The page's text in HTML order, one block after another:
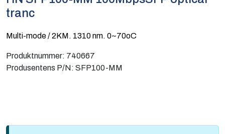
tranc
Multi-mode / 2KM. 1310 nm. 0~70oC
Produktnummer: 740667
Produsentens P/N: SFP100-MM
Software og analyse
Kurs og eventer
Infosenter